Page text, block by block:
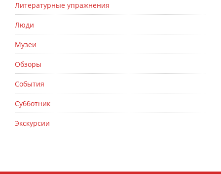
Литературные упражнения
Люди
Музеи
Обзоры
События
Субботник
Экскурсии